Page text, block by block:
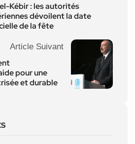
Kébir : les autorités
dévoilent la date
de la fête
Article Suivant
pour une
et durable